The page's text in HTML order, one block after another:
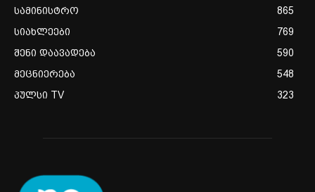
სამინისტრო
865
სიახლეები
769
შენი დაავადება
590
მეცნიერება
548
პულსი TV
323